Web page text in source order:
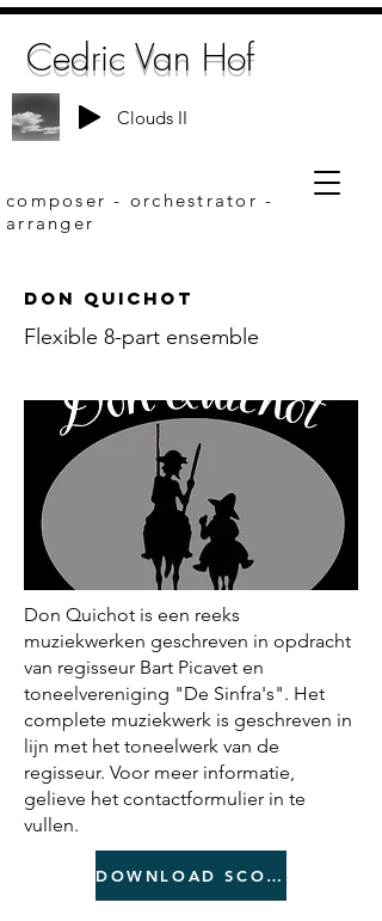
Cedric Van Hof
composer - orchestrator -
arranger
Clouds II
Don Quichot
Flexible 8-part ensemble
Don Quichot is een reeks
muziekwerken geschreven in opdracht
van regisseur Bart Picavet en
toneelvereniging "De Sinfra's". Het
complete muziekwerk is geschreven in
lijn met het toneelwerk van de
regisseur. Voor meer informatie,
gelieve het contactformulier in te
vullen.
DOWNLOAD SCORE